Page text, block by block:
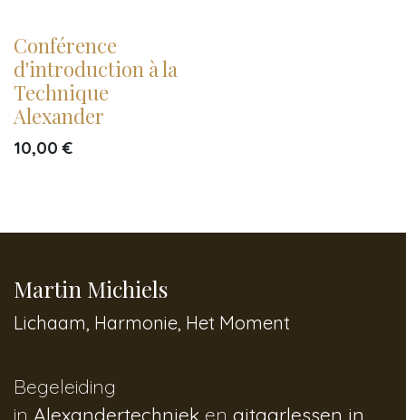
Conférence
d'introduction à la
Technique
Alexander
10,00 €
Martin Michiels
Lichaam, Harmonie, Het Moment
Begeleiding
in Alexandertechniek en gitaarlessen in